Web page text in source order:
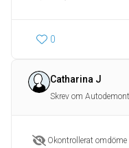
0
Catharina J
Skrev om
Okontrollerat omdöme